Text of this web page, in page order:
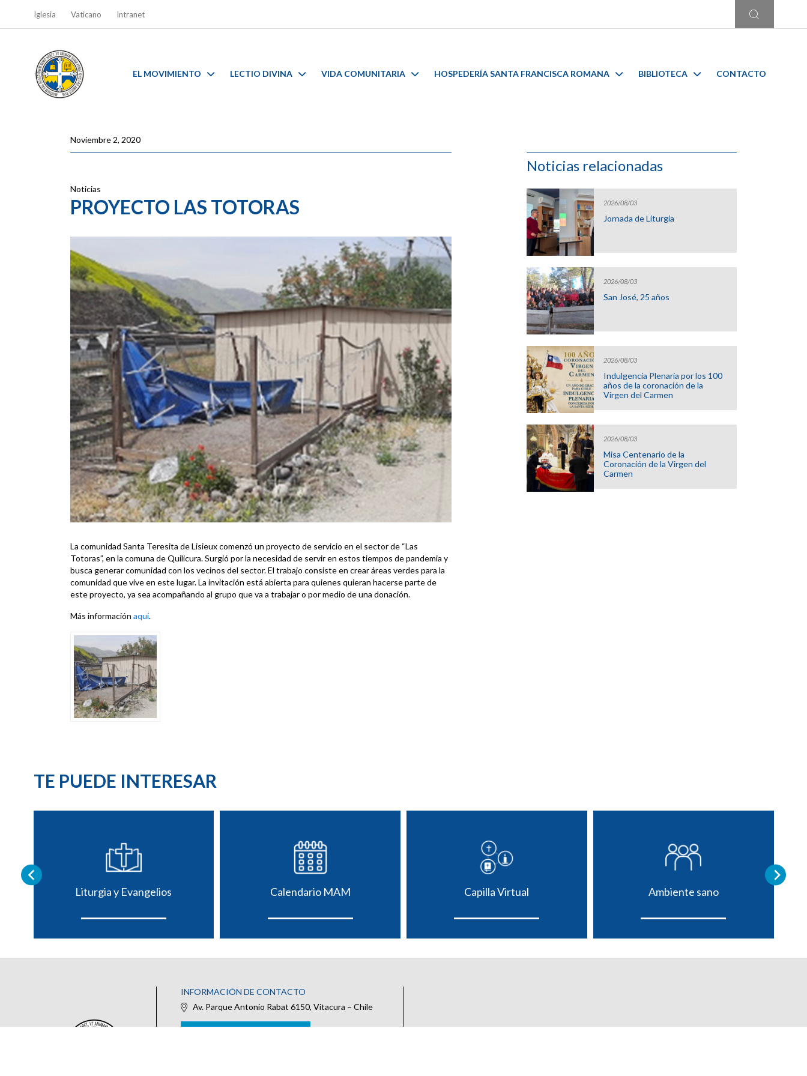
Iglesia Vaticano Intranet
EL MOVIMIENTO LECTIO DIVINA VIDA COMUNITARIA HOSPEDERÍA SANTA FRANCISCA ROMANA BIBLIOTECA CONTACTO
Noviembre 2, 2020
Noticias
PROYECTO LAS TOTORAS
La comunidad Santa Teresita de Lisieux comenzó un proyecto de servicio en el sector de “Las
Totoras”, en la comuna de Quilicura. Surgió por la necesidad de servir en estos tiempos de pandemia y
busca generar comunidad con los vecinos del sector. El trabajo consiste en crear áreas verdes para la
comunidad que vive en este lugar. La invitación está abierta para quienes quieran hacerse parte de
este proyecto, ya sea acompañando al grupo que va a trabajar o por medio de una donación.
Más información aquí.
Noticias relacionadas
2026/08/03
Jornada de Liturgia
2026/08/03
San José, 25 años
2026/08/03
Indulgencia Plenaria por los 100
años de la coronación de la
Virgen del Carmen
2026/08/03
Misa Centenario de la
Coronación de la Virgen del
Carmen
TE PUEDE INTERESAR
Liturgia y Evangelios Calendario MAM Capilla Virtual Ambiente sano
INFORMACIÓN DE CONTACTO
Av. Parque Antonio Rabat 6150, Vitacura – Chile